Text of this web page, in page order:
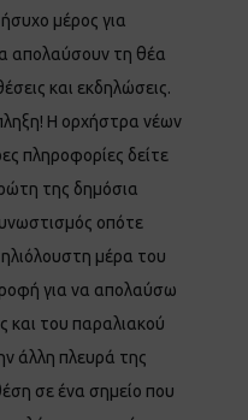
μέρος για
απολαύσουν τη θέα
και εκδηλώσεις.
Η ορχήστρα νέων
πληροφορίες δείτε
της δημόσια
οπότε
μέρα του
για να απολαύσω
και του παραλιακού
άλλη πλευρά της
σε ένα σημείο που